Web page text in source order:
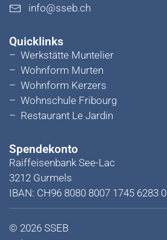
info@sseb.ch
Quicklinks
– Werkstätte Muntelier
– Wohnform Murten
– Wohnform Kerzers
– Wohnschule Fribourg
– Restaurant Le Jardin
Spendekonto
Raiffeisenbank See-Lac
3212 Gurmels
IBAN: CH96 8080 8007 1745 6283 0
© 2026 SSEB